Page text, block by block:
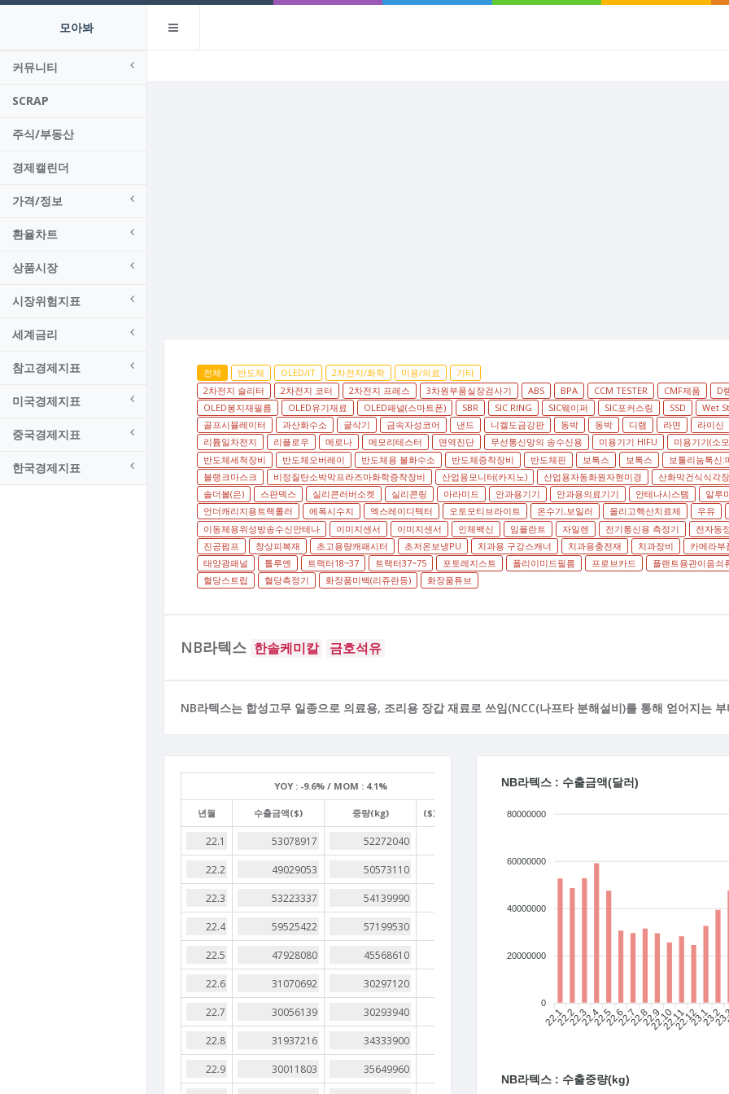
모아봐
커뮤니티
SCRAP
주식/부동산
경제캘린더
가격/정보
환율차트
상품시장
시장위험지표
세계금리
참고경제지표
미국경제지표
중국경제지표
한국경제지표
전체 반도체 OLED/IT 2차전지/화학 미용/의료
기타
2차전지 슬리터
2차전지 코터 2차전지 프레스 3차원부품실장검사기 ABS BPA CCM TESTER CMF제품 D
OLED봉지재필름
OLED유기재료 OLED패널(스마트폰) SBR SIC RING SIC웨이퍼 SIC포커스링 SSD Wet
골프시뮬레이터
과산화수소 굴삭기 금속자성코어 낸드 니켈도금강판 동박 동박 디램 라면 라이신
리튬일차전지
리플로우 메로나 메모리테스터 면역진단 무선통신망의 송수신용 미용기기 HIFU 미용기기(소
반도체세척장비
반도체오버레이 반도체용 불화수소 반도체증착장비 반도체핀 보톡스 보톡스 보툴리눔톡신:
블랭크마스크
비정질탄소박막프라즈마화학증착장비 산업용모니터(카지노) 산업용자동화원자현미경 산화막건식식각
솔더볼(은)
스판덱스 실리콘러버소켓 실리콘링 아라미드 안과용기기 안과용의료기기 안테나시스템 알루
언더캐리지용트랙롤러
에폭시수지 엑스레이디텍터 오토모티브라이트 온수기,보일러 올리고핵산치료제 우유
이동체용위성방송수신안테나
이미지센서 이미지센서 인체백신 임플란트 자일렌 전기통신용 측정기 전자동
진공펌프
창상피복재 초고용량캐패시터 초저온보냉PU 치과용 구강스캐너 치과용충전재 치과장비 카메라부
태양광패널
톨루엔 트랙터18~37 트랙터37~75 포토레지스트 폴리이미드필름 프로브카드 플랜트용관이음쇠
혈당스트립
혈당측정기 화장품미백(리쥬란등) 화장품튜브
NB라텍스 한솔케미칼 금호석유
NB라텍스는 합성고무 일종으로 의료용, 조리용 장갑 재료로 쓰임(NCC(나프타 분해설비)를 통해 얻어지는
YOY :-9.6% / MOM :4.1%
년월 수출금액($) 중량(kg) ($)/(kg)
NB라텍스 : 수출금액(달러)
80000000
60000000
40000000
20000000
0
22.122.222.322.422.522.622.722.822.9
22.1022.1122.1223.123.2
NB라텍스 : 수출중량(kg)